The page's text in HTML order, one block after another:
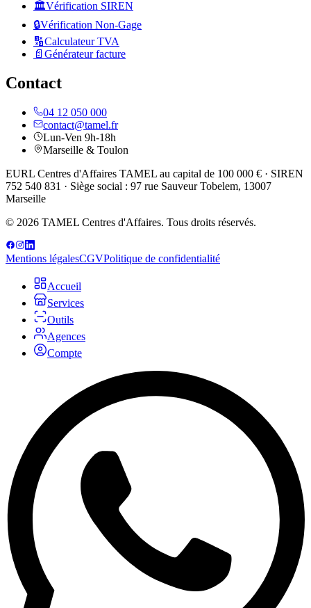
🏛️Vérification SIREN
🔒Vérification Non-Gage
🔢Calculateur TVA
📄 Générateur facture
Contact
04 12 050 000
contact@tamel.fr
Lun-Ven 9h-18h
Marseille & Toulon
EURL Centres d'Affaires TAMEL au capital de 100 000 € · SIREN
752 540 831 · Siège social : 97 rue Sauveur Tobelem, 13007
Marseille
© 2026 TAMEL Centres d'Affaires. Tous droits réservés.
Mentions légalesCGVPolitique de confidentialité
Accueil
Services
Outils
Agences
Compte